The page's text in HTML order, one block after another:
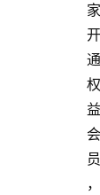
家
开
通
权
益
会
员
，